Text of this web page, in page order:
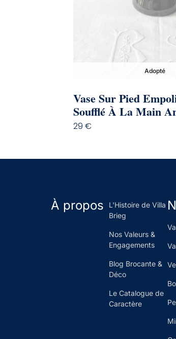
Adopté
Vase Sur Pied
Soufflé À La Main
29 €
À propos
L'Histoire de Villa
Brieg
Nos Valeurs &
Engagements
Blog Brocante &
Déco
Le Catalogue de
Caractère